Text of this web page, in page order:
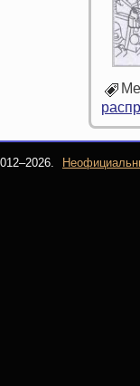
2026.